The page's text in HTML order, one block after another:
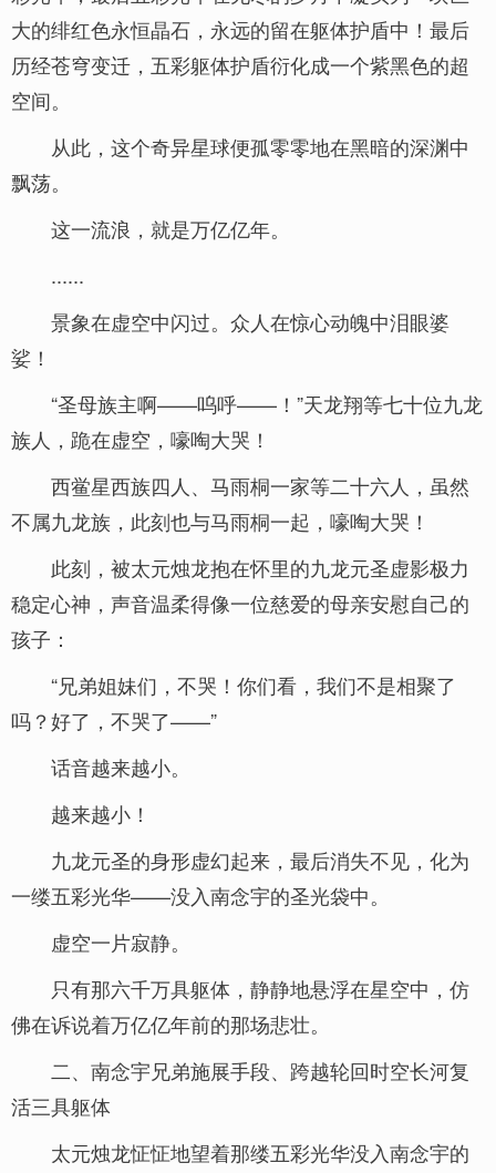
大的绯红色永恒晶石，永远的留在躯体护盾中！最后
历经苍穹变迁，五彩躯体护盾衍化成一个紫黑色的超
空间。
从此，这个奇异星球便孤零零地在黑暗的深渊中
飘荡。
这一流浪，就是万亿亿年。
......
景象在虚空中闪过。众人在惊心动魄中泪眼婆
娑！
“圣母族主啊——呜呼——！”天龙翔等七十位九龙
族人，跪在虚空，嚎啕大哭！
西鲎星西族四人、马雨桐一家等二十六人，虽然
不属九龙族，此刻也与马雨桐一起，嚎啕大哭！
此刻，被太元烛龙抱在怀里的九龙元圣虚影极力
稳定心神，声音温柔得像一位慈爱的母亲安慰自己的
孩子：
“兄弟姐妹们，不哭！你们看，我们不是相聚了
吗？好了，不哭了——”
话音越来越小。
越来越小！
九龙元圣的身形虚幻起来，最后消失不见，化为
一缕五彩光华——没入南念宇的圣光袋中。
虚空一片寂静。
只有那六千万具躯体，静静地悬浮在星空中，仿
佛在诉说着万亿亿年前的那场悲壮。
二、南念宇兄弟施展手段、跨越轮回时空长河复
活三具躯体
太元烛龙怔怔地望着那缕五彩光华没入南念宇的